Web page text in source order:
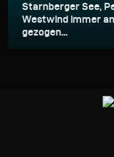
Starnberger See,
Westwind immer
gezogen...